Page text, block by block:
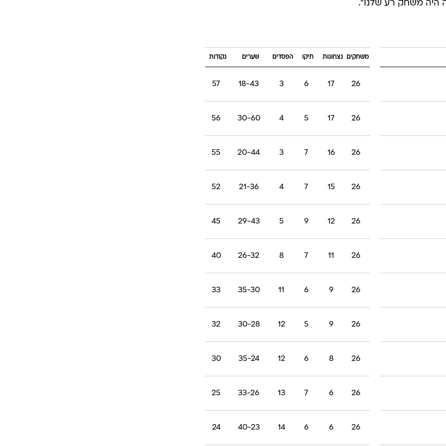
היה משחק רע שלנו".
משחקים נצחונות תיקו הפסדים שערים נקודות
26
17
6
3
18-43
57
26
17
5
4
30-60
56
26
16
7
3
20-44
55
26
15
7
4
21-36
52
26
12
9
5
29-43
45
26
11
7
8
26-32
40
26
9
6
11
35-30
33
26
9
5
12
30-28
32
26
8
6
12
35-24
30
26
6
7
13
33-26
25
26
6
6
14
40-23
24